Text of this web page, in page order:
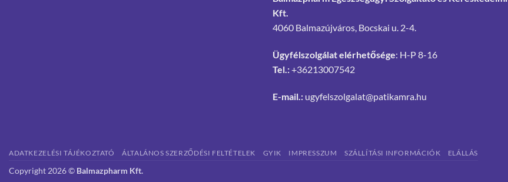
Kft.
4060 Balmazújváros, Bocskai u. 2-4.
Ügyfélszolgálat elérhetősége: H-P 8-16
Tel.:+36213007542
E-mail.: ugyfelszolgalat@patikamra.hu
ADATKEZELÉSI TÁJÉKOZTATÓ ÁLTALÁNOS SZERZŐDÉSI FELTÉTELEK GYIK IMPRESSZUM SZÁLLÍTÁSI INFORMÁCIÓK ELÁLLÁS
Copyright 2026 © Balmazpharm Kft.